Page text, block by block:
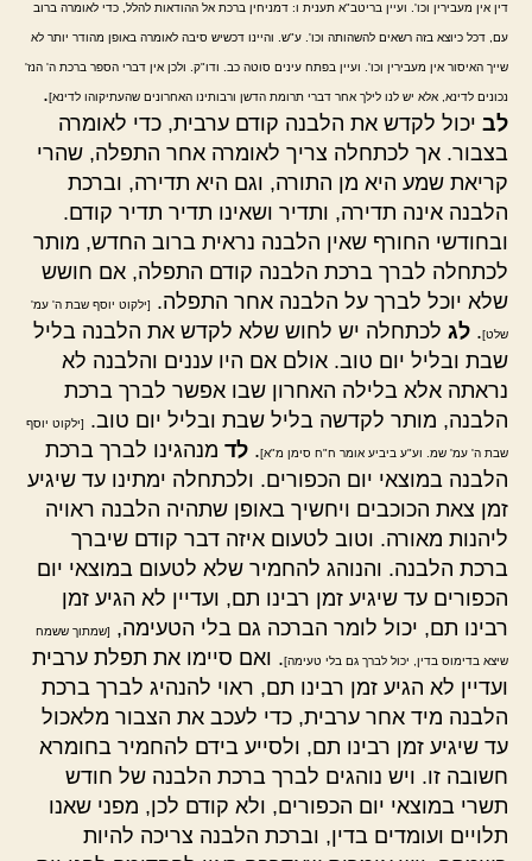
דין אין מעבירין וכו'. ועיין בריטב"א תענית ו: דמניחין ברכת אל ההודאות להלל, כדי לאומרה ברוב
עם, דכל כיוצא בזה רשאים להשהותה וכו'. ע"ש. והיינו דכשיש סיבה לאומרה באופן מהודר יותר לא
שייך האיסור אין מעבירין וכו'. ועיין בפתח עינים סוטה כב. ודו"ק. ולכן אין דברי הספר ברכת ה' הנז'
נכונים לדינא, אלא יש לנו לילך אחר דברי תרומת הדשן ורבותינו האחרונים שהעתיקוהו לדינא].
לב יכול לקדש את הלבנה קודם ערבית, כדי לאומרה
בצבור. אך לכתחלה צריך לאומרה אחר התפלה, שהרי
קריאת שמע היא מן התורה, וגם היא תדירה, וברכת
הלבנה אינה תדירה, ותדיר ושאינו תדיר תדיר קודם.
ובחודשי החורף שאין הלבנה נראית ברוב החדש, מותר
לכתחלה לברך ברכת הלבנה קודם התפלה, אם חושש
שלא יוכל לברך על הלבנה אחר התפלה.
[ילקוט יוסף שבת ה' עמ'
שלט]. לג לכתחלה יש לחוש שלא לקדש את הלבנה בליל
שבת ובליל יום טוב. אולם אם היו עננים והלבנה לא
נראתה אלא בלילה האחרון שבו אפשר לברך ברכת
הלבנה, מותר לקדשה בליל שבת ובליל יום טוב.
[ילקוט יוסף
שבת ה' עמ' שמ. וע"ע ביביע אומר ח"ח סימן מ"א]. לד מנהגינו לברך ברכת
הלבנה במוצאי יום הכפורים. ולכתחלה ימתינו עד שיגיע
זמן צאת הכוכבים ויחשיך באופן שתהיה הלבנה ראויה
ליהנות מאורה. וטוב לטעום איזה דבר קודם שיברך
ברכת הלבנה. והנוהג להחמיר שלא לטעום במוצאי יום
הכפורים עד שיגיע זמן רבינו תם, ועדיין לא הגיע זמן
רבינו תם, יכול לומר הברכה גם בלי הטעימה,
[שמתוך ששמח
שיצא בדימוס בדין, יכול לברך גם בלי טעימה]. ואם סיימו את תפלת ערבית
ועדיין לא הגיע זמן רבינו תם, ראוי להנהיג לברך ברכת
הלבנה מיד אחר ערבית, כדי לעכב את הצבור מלאכול
עד שיגיע זמן רבינו תם, ולסייע בידם להחמיר בחומרא
חשובה זו. ויש נוהגים לברך ברכת הלבנה של חודש
תשרי במוצאי יום הכפורים, ולא קודם לכן, מפני שאנו
תלויים ועומדים בדין, וברכת הלבנה צריכה להיות